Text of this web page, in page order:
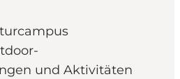
und Aktivitäten